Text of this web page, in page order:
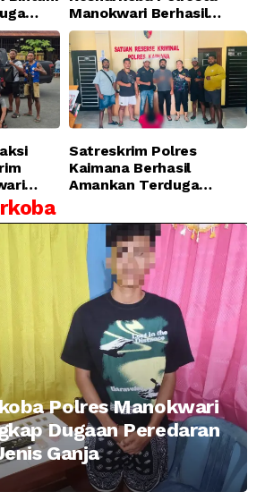
di SMA
Manokwari Berhasil
Ungkap Kasus Tindak
Pidana Narkotika
Golongan I Jenis Shabu
di SP 4 Distrik Prafi kab.
Manokwari
2
di
Satreskrim Polres
Kaimana Berhasil
Amankan Terduga
Tajam
Polres Manokwari
Dugaan Peredaran
Ganja